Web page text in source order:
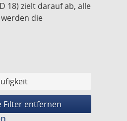
18) zielt darauf ab, alle
die
Filter entfernen